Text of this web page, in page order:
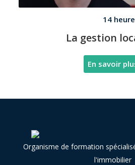
14
La gestion
En savoir
Organisme de formation
l'immobilier